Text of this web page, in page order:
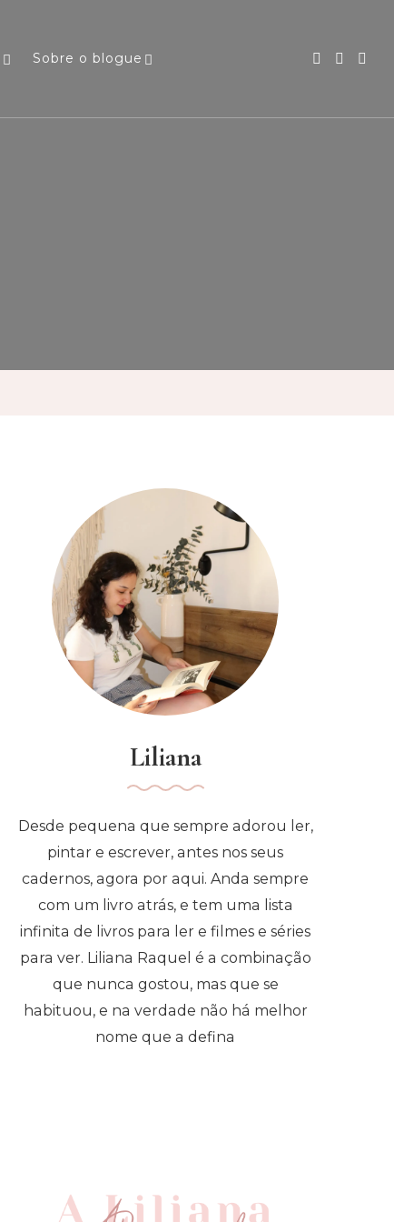
Sobre o blogue
Liliana
Desde pequena que sempre adorou ler,
pintar e escrever, antes nos seus
cadernos, agora por aqui. Anda sempre
com um livro atrás, e tem uma lista
infinita de livros para ler e filmes e séries
para ver. Liliana Raquel é a combinação
que nunca gostou, mas que se
habituou, e na verdade não há melhor
nome que a defina